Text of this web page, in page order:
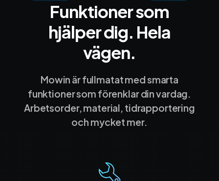
Funktioner som
hjälper dig. Hela
vägen.
Mowin är fullmatat med smarta
funktioner som förenklar din vardag.
Arbetsorder, material, tidrapportering
och mycket mer.